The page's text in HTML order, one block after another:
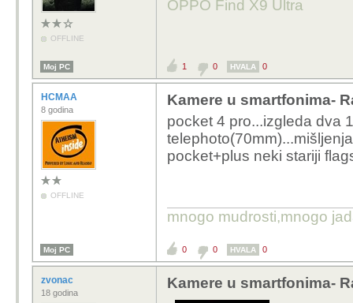
OFFLINE
OPPO Find X9 Ultra
Moj PC 1 0 HVALA 0
HCMAA
8 godina
OFFLINE
Kamere u smartfonima-
pocket 4 pro...izgleda dva
pocket+plus neki stariji
mnogo mudrosti,mnogo
Moj PC 0 0 HVALA 0
zvonac
18 godina
Kamere u smartfonima-